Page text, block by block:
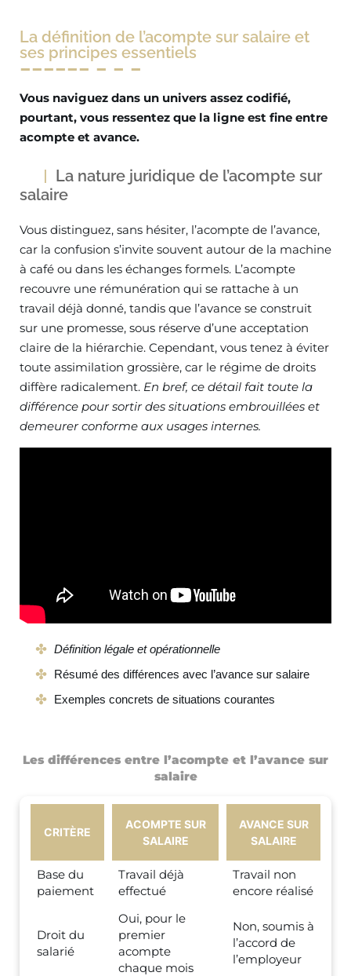
La définition de l’acompte sur salaire et
ses principes essentiels
Vous naviguez dans un univers assez codifié,
pourtant, vous ressentez que la ligne est fine entre
acompte et avance.
La nature juridique de l’acompte sur
salaire
Vous distinguez, sans hésiter, l’acompte de l’avance,
car la confusion s’invite souvent autour de la machine
à café ou dans les échanges formels. L’acompte
recouvre une rémunération qui se rattache à un
travail déjà donné, tandis que l’avance se construit
sur une promesse, sous réserve d’une acceptation
claire de la hiérarchie. Cependant, vous tenez à éviter
toute assimilation grossière, car le régime de droits
diffère radicalement. En bref, ce détail fait toute la
différence pour sortir des situations embrouillées et
demeurer conforme aux usages internes.
Définition légale et opérationnelle
Résumé des différences avec l’avance sur salaire
Exemples concrets de situations courantes
Les différences entre l’acompte et l’avance sur
salaire
CRITÈRE
ACOMPTE SUR
SALAIRE
AVANCE SUR
SALAIRE
Base du
paiement
Travail déjà
effectué
Travail non
encore réalisé
Droit du
salarié
Oui, pour le
premier
acompte
chaque mois
Non, soumis à
l’accord de
l’employeur